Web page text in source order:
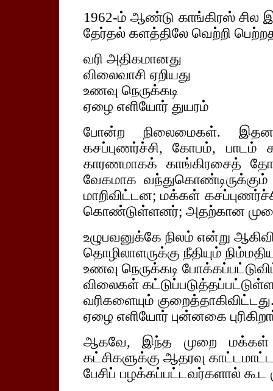
1962-ம் ஆண்டு காங்கிரஸ் சில
தேர்தல் களத்திலே வெற்றி
வரி அதிகமானது
விலைவாசி ஏறியது
உணவு நெருக்கடி
ஏழை எளியோர் துயரம்
போன்ற நிலைமைகள்.
கசப்புணர்ச்சி, கோபம், பாடம்
காரணமாகக் காங்கிரசைத்
வேகமாக
மாறிவிட்டன; மக்கள்
கொண்டுள்ளனர்; அதற்கான
உழுபவனுக்கே நிலம் என்று
தொழிலாளருக்கு நீதியும்
உணவு நெருக்கடி
விலைகள்
வரிகளையும்
ஏழை எளியோர் புன்னகை
ஆகவே, இந்த முறை மக்கள்
கட்சிகளுக்கு ஆதரவு
பேசிப் பழக்கப்பட்டவர்களால் கூட